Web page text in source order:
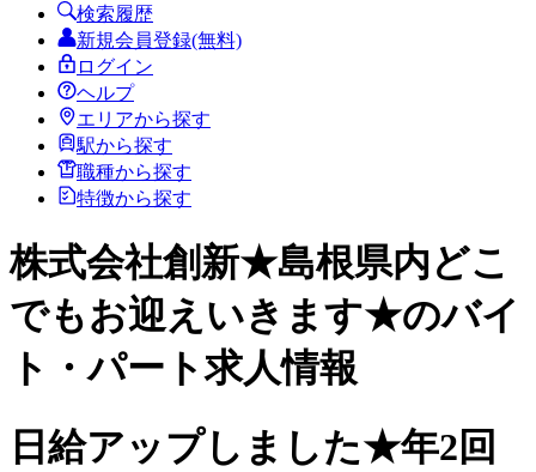
検索履歴
新規会員登録(無料)
ログイン
ヘルプ
エリアから探す
駅から探す
職種から探す
特徴から探す
株式会社創新★島根県内どこ
でもお迎えいきます★のバイ
ト・パート求人情報
日給アップしました★年2回